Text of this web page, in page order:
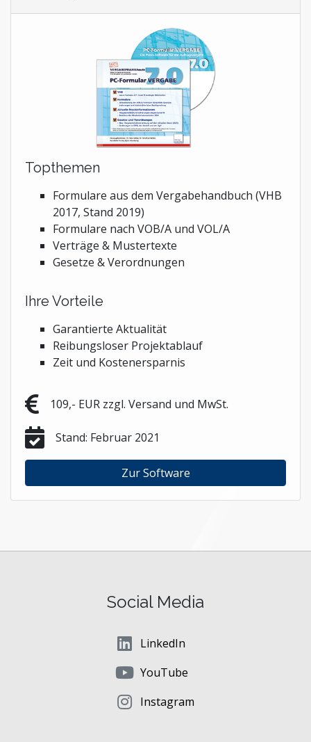
Topthemen
Formulare aus dem Vergabehandbuch (VHB
2017, Stand 2019)
Formulare nach VOB/A und VOL/A
Verträge & Mustertexte
Gesetze & Verordnungen
Ihre Vorteile
Garantierte Aktualität
Reibungsloser Projektablauf
Zeit und Kostenersparnis
109,- EUR zzgl. Versand und MwSt.
Stand: Februar 2021
Zur Software
Social Media
LinkedIn
YouTube
Instagram